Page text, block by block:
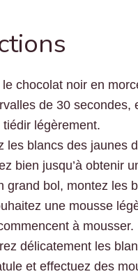
le chocolat noir en
de 30 secondes,
tiédir légèrement.
les blancs des jaunes
bien jusqu’à obtenir
grand bol, montez les
une mousse
à mousser.
délicatement les
et effectuez des